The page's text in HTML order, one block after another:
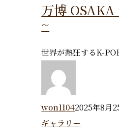
万博
~
世界が熱狂するK-
won11042025年8月
ギャラリー